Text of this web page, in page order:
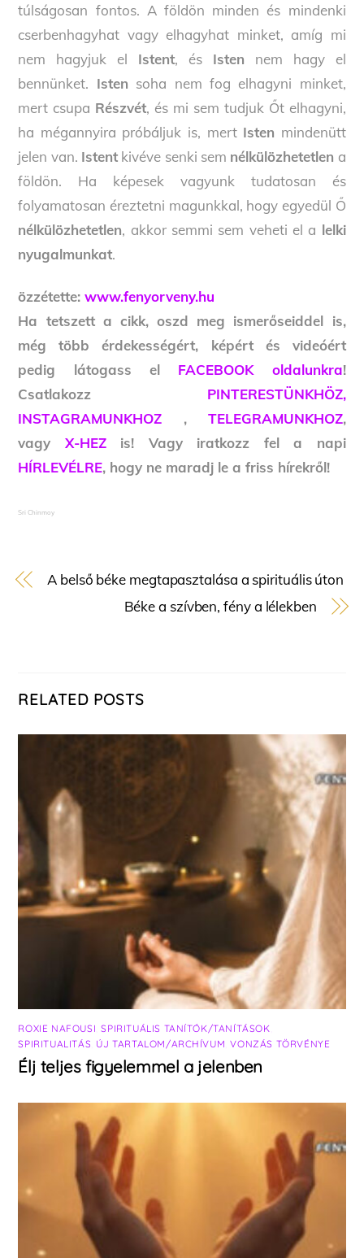
túlságosan fontos. A földön minden és mindenki
cserbenhagyhat vagy elhagyhat minket, amíg mi
nem hagyjuk el Istent, és Isten nem hagy el
bennünket. Isten soha nem fog elhagyni minket,
mert csupa Részvét, és mi sem tudjuk Őt elhagyni,
ha mégannyira próbáljuk is, mert Isten mindenütt
jelen van. Istent kivéve senki sem nélkülözhetetlen a
földön. Ha képesek vagyunk tudatosan és
folyamatosan éreztetni magunkkal, hogy egyedül Ő
nélkülözhetetlen, akkor semmi sem veheti el a lelki
nyugalmunkat.
özzétette:www.fenyorveny.hu
Ha tetszett a cikk, oszd meg ismerőseiddel is,
még több érdekességért, képért és videóért
pedig látogass el FACEBOOK oldalunkra!
Csatlakozz PINTERESTÜNKHÖZ,
INSTAGRAMUNKHOZ , TELEGRAMUNKHOZ,
vagy X-HEZis! Vagy iratkozz fel a napi
HÍRLEVÉLRE, hogy ne maradj le a friss hírekről!
Sri Chinmoy
A belső béke megtapasztalása a spirituális úton
Béke a szívben, fény a lélekben
RELATED POSTS
ROXIE NAFOUSI ,SPIRITUÁLIS TANÍTÓK/TANÍTÁSOK
SPIRITUALITÁS ÚJ TARTALOM/ARCHÍVUM ,VONZÁS TÖRVÉNYE
Élj teljes figyelemmel a jelenben